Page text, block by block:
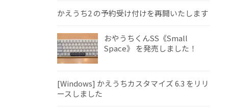
かえうち2 の予約受け付けを再開いたします
おやうちくんSS《Small
Space》 を発売しました！
[Windows] かえうちカスタマイズ 6.3 をリリ
ースしました